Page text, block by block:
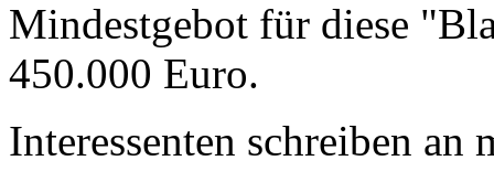
Mindestgebot für diese
450.000 Euro.
Interessenten schreiben